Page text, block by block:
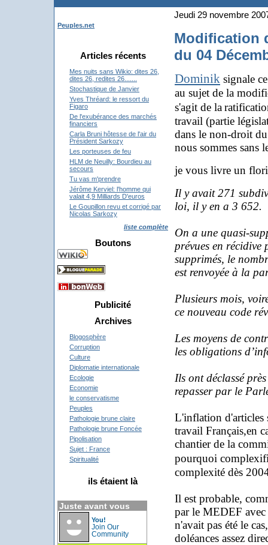
Peuples.net
Articles récents
Mes nuits sans Wikio: dites 26,
dites 26, redites 26.......
Stochastique de Janvier
Yves Thréard: le ressort du
Figaro
De l'exubérance des marchés
financiers
Carla Bruni hôtesse de l'air du
Président Sarkozy
Les porteuses de feu
HLM de Neuilly: Bourdieu au
secours
Tu vas m'prendre
Jérôme Kerviel: l'homme qui
valait 4,9 Milliards D'euros
Le Goupillon revu et corrigé par
Nicolas Sarkozy
liste complète
Boutons
Publicité
Archives
Blogosphère
Corruption
Culture
Diplomatie internationale
Ecologie
Economie
le conservatisme
Peuples
Pathologie brune claire
Pathologie brune Foncée
Pipolisation
Sujet : France
Spiritualité
ils étaient là
Juste avant vous
You!
Join Our
Community
Jeudi 29 novembre
Modification
du 04
Dominik signale
au sujet de la
s'agit de la
travail (partie
dans le non-droit
nous sommes sans
je vous livre un
Il y avait 271
loi, il y en a 3 652.
On a une quasi-
prévues en récidive
supprimés, le
est renvoyée à la
Plusieurs mois,
ce nouveau code
Les moyens de
les obligations
Ils ont déclassé
repasser par le
L'inflation d'articles
travail Français,en
chantier de la
pourquoi
complexité dès
Il est probable,
par le MEDEF avec
n'avait pas été le
doléances assez